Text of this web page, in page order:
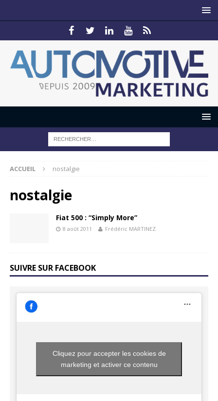
ACCUEIL nostalgie
nostalgie
Fiat 500 : “Simply More”
8 août 2011 Frédéric MARTINEZ
SUIVRE SUR FACEBOOK
Cliquez pour accepter les cookies de
marketing et activer ce contenu